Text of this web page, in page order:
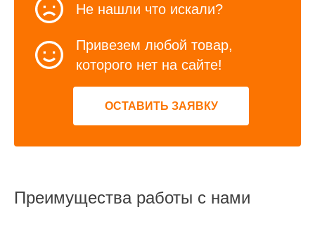
Не нашли что искали?
Привезем любой товар,
которого нет на сайте!
ОСТАВИТЬ ЗАЯВКУ
Преимущества работы с нами